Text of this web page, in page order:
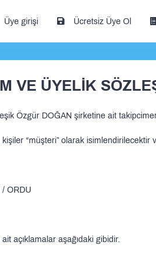
Üye girişi Ücretsiz Üye Ol
VE ÜYELİK
Özgür DOĞAN şirketine ait
“müşteri” olarak isimlendirilecektir
/ ORDU
açıklamalar aşağıdaki gibidir.